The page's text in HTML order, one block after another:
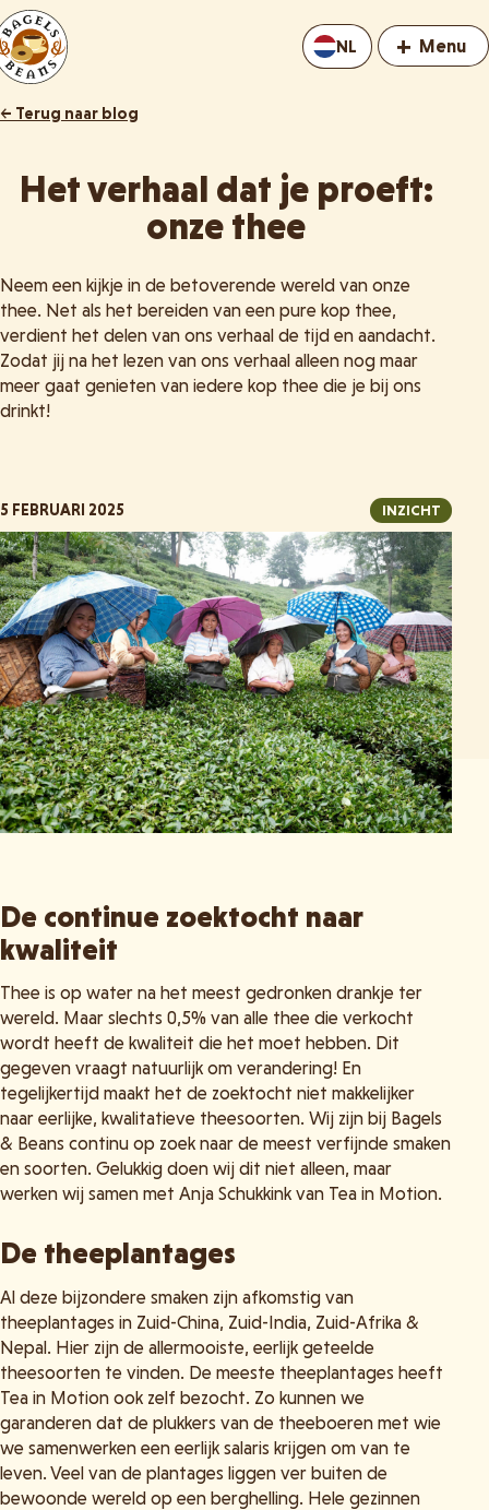
+ Menu
NL
← Terug naar blog
Het verhaal dat je proeft:
onze thee
Neem een kijkje in de betoverende wereld van onze
thee. Net als het bereiden van een pure kop thee,
verdient het delen van ons verhaal de tijd en aandacht.
Zodat jij na het lezen van ons verhaal alleen nog maar
meer gaat genieten van iedere kop thee die je bij ons
drinkt!
5 FEBRUARI 2025 INZICHT
De continue zoektocht naar
kwaliteit
Thee is op water na het meest gedronken drankje ter
wereld. Maar slechts 0,5% van alle thee die verkocht
wordt heeft de kwaliteit die het moet hebben. Dit
gegeven vraagt natuurlijk om verandering! En
tegelijkertijd maakt het de zoektocht niet makkelijker
naar eerlijke, kwalitatieve theesoorten. Wij zijn bij Bagels
& Beans continu op zoek naar de meest verfijnde smaken
en soorten. Gelukkig doen wij dit niet alleen, maar
werken wij samen met Anja Schukkink van Tea in Motion.
De theeplantages
Al deze bijzondere smaken zijn afkomstig van
theeplantages in Zuid-China, Zuid-India, Zuid-Afrika &
Nepal. Hier zijn de allermooiste, eerlijk geteelde
theesoorten te vinden. De meeste theeplantages heeft
Tea in Motion ook zelf bezocht. Zo kunnen we
garanderen dat de plukkers van de theeboeren met wie
we samenwerken een eerlijk salaris krijgen om van te
leven. Veel van de plantages liggen ver buiten de
bewoonde wereld op een berghelling. Hele gezinnen